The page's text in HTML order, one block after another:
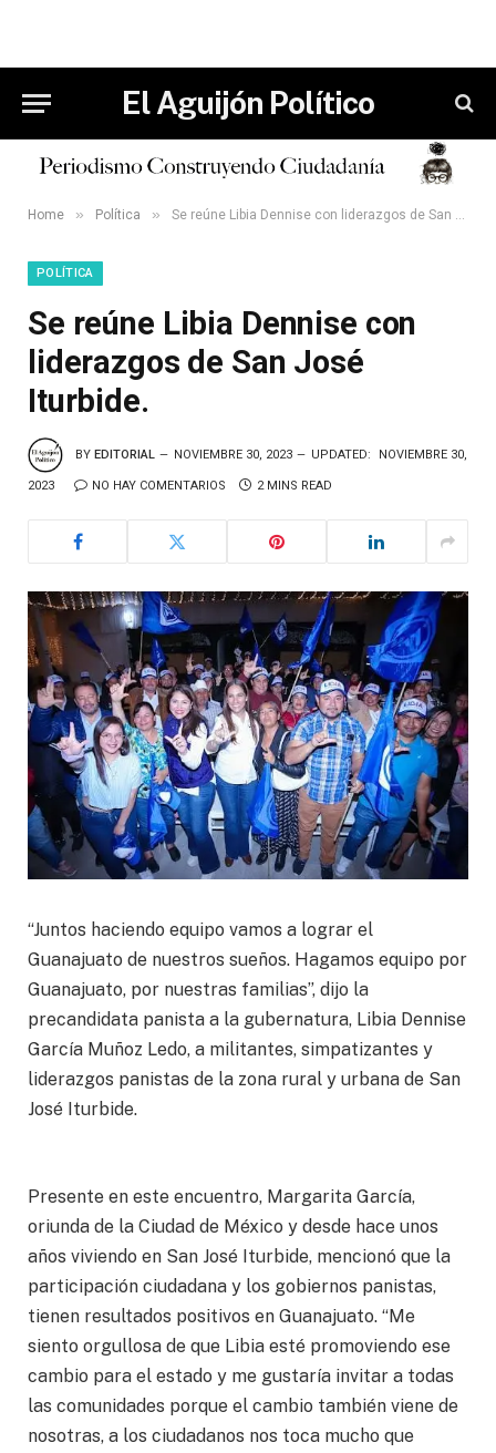
El Aguijón Político
Home » Política » Se reúne Libia Dennise con liderazgos de San José Iturbide.
POLÍTICA
Se reúne Libia Dennise con
liderazgos de San José
Iturbide.
BY EDITORIAL NOVIEMBRE 30, 2023 UPDATED: NOVIEMBRE 30,
2023 NO HAY COMENTARIOS 2 MINS READ
“Juntos haciendo equipo vamos a lograr el
Guanajuato de nuestros sueños. Hagamos equipo por
Guanajuato, por nuestras familias”, dijo la
precandidata panista a la gubernatura, Libia Dennise
García Muñoz Ledo, a militantes, simpatizantes y
liderazgos panistas de la zona rural y urbana de San
José Iturbide.
Presente en este encuentro, Margarita García,
oriunda de la Ciudad de México y desde hace unos
años viviendo en San José Iturbide, mencionó que la
participación ciudadana y los gobiernos panistas,
tienen resultados positivos en Guanajuato. “Me
siento orgullosa de que Libia esté promoviendo ese
cambio para el estado y me gustaría invitar a todas
las comunidades porque el cambio también viene de
nosotras, a los ciudadanos nos toca mucho que